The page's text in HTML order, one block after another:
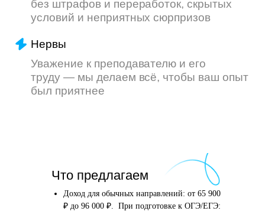
Что предлагаем
Доход для обычных направлений: от 65 900
₽ до 96 000 ₽. При подготовке к ОГЭ/ЕГЭ:
после того, как вы
оставите заявку